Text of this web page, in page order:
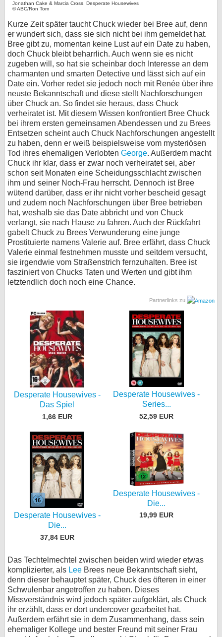
Jonathan Cake & Marcia Cross, Desperate Housewives
© ABC/Ron Tom
Kurze Zeit später taucht Chuck wieder bei Bree auf, denn
er wundert sich, dass sie sich nicht bei ihm gemeldet hat.
Bree gibt zu, momentan keine Lust auf ein Date zu haben,
doch Chuck bleibt beharrlich. Auch wenn sie es nicht
zugeben will, so hat sie scheinbar doch Interesse an dem
charmanten und smarten Detective und lässt sich auf ein
Date ein. Vorher redet sie jedoch noch mit Renée über ihre
neuste Bekanntschaft und diese stellt Nachforschungen
über Chuck an. So findet sie heraus, dass Chuck
verheiratet ist. Mit diesem Wissen konfrontiert Bree Chuck
bei ihrem ersten gemeinsamen Abendessen und zu Brees
Entsetzen scheint auch Chuck Nachforschungen angestellt
zu haben, denn er weiß beispielsweise vom mysteriösen
Tod ihres ehemaligen Verlobten George. Außerdem macht
Chuck ihr klar, dass er zwar noch verheiratet sei, aber
schon seit Monaten eine Scheidungsschlacht zwischen
ihm und seiner Noch-Frau herrscht. Dennoch ist Bree
wütend darüber, dass er ihr nicht vorher bescheid gesagt
und zudem noch Nachforschungen über Bree betrieben
hat, weshalb sie das Date abbricht und von Chuck
verlangt, sie nach Hause zu fahren. Auch der Rückfahrt
gabelt Chuck zu Brees Verwunderung eine junge
Prostituierte namens Valerie auf. Bree erfährt, dass Chuck
Valerie einmal festnehmen musste und seitdem versucht,
sie irgendwie vom Straßenstrich fernzuhalten. Bree ist
fasziniert von Chucks Taten und Werten und gibt ihm
letztendlich doch noch eine Chance.
Partnerlinks zu
Desperate Housewives -
Das Spiel
1,66 EUR
Desperate Housewives -
Series...
52,59 EUR
Desperate Housewives -
Die...
37,84 EUR
Desperate Housewives -
Die...
19,99 EUR
Das Techtelmechtel zwischen beiden wird wieder etwas
komplizierter, als Lee Brees neue Bekanntschaft sieht,
denn dieser behauptet später, Chuck des öfteren in einer
Schwulenbar angetroffen zu haben. Dieses
Missverständnis wird jedoch später aufgeklärt, als Chuck
ihr erzählt, dass er dort undercover gearbeitet hat.
Außerdem erfährt sie in dem Zusammenhang, dass sein
ehemaliger Kollege und bester Freund mit seiner Frau